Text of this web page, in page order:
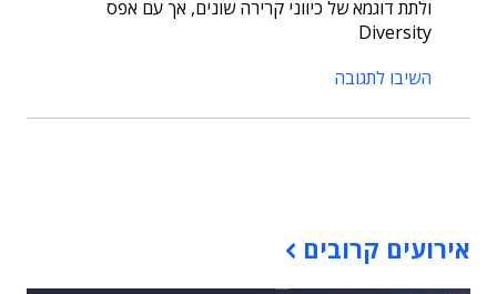
ולתת דוגמא של כיווני קרירה שונים, אך עם אפס
Diversity
השיבו לתגובה
אירועים קרובים